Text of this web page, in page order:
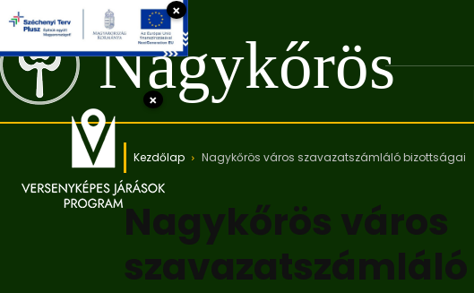
Nagykőrös
Kezdőlap Nagykőrös város szavazatszámláló bizottságai
Nagykőrös város
×
×